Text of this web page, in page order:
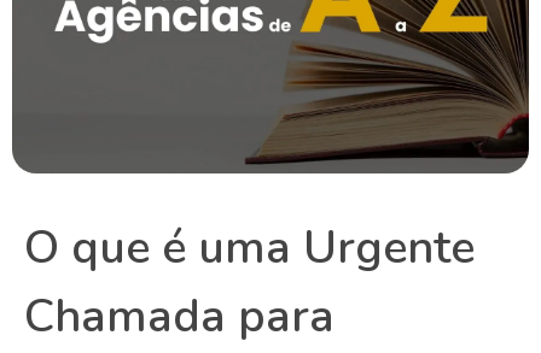
O que é uma Urgente
Chamada para